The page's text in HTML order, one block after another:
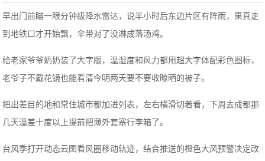
早出门前瞄一眼分钟级降水雷达，说半小时后东边片区有阵雨，果真走
到地铁口才开始飘，伞带对了没淋成落汤鸡。
给老家爷爷奶奶装了大字版，温湿度和风力都用超大字体配彩色图标，
老爷子不戴花镜也能看清今明两天要不要收晾晒的被子。
把出差目的地和常住城市都加进列表，左右横滑切着看，下周去成都那
几天温差十度以上提前把薄外套塞行李箱了。
台风季打开动态云图看风圈移动轨迹，结合推送的橙色大风预警决定改